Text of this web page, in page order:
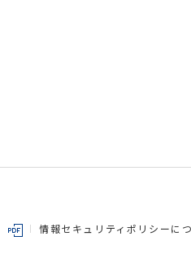
情報セキュリティポリシーに